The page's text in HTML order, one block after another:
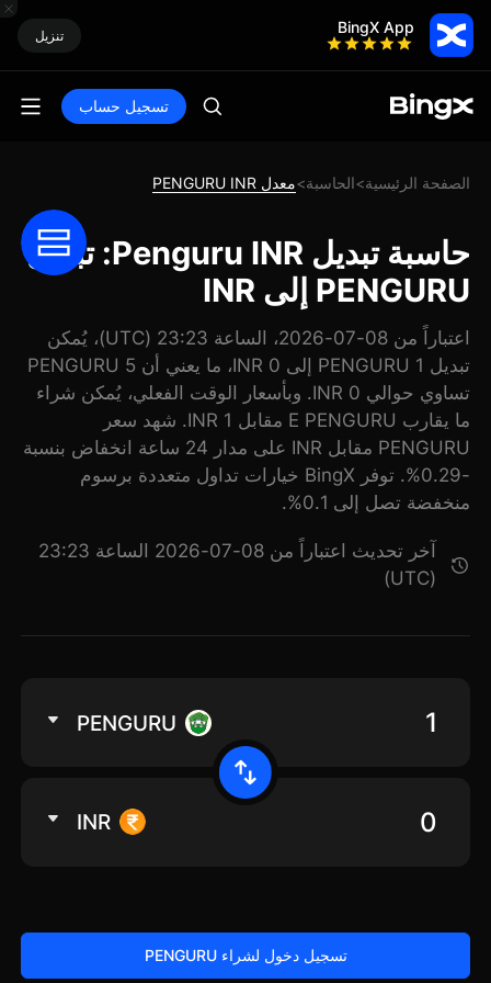
BingX App تنزيل
تسجيل حساب
الصفحة الرئيسية>الحاسبة>معدل PENGURU INR
حاسبة تبديل Penguru INR: تبديل
PENGURU إلى INR
اعتباراً من 08-07-2026، الساعة 23:23 (UTC)، يُمكن
تبديل 1 PENGURU إلى 0 INR، ما يعني أن 5 PENGURU
تساوي حوالي 0 INR. وبأسعار الوقت الفعلي، يُمكن شراء
ما يقارب E PENGURU مقابل 1 INR. شهد سعر
PENGURU مقابل INR على مدار 24 ساعة انخفاض بنسبة
-0.29%. توفر BingX خيارات تداول متعددة برسوم
منخفضة تصل إلى 0.1%.
آخر تحديث اعتباراً من 08-07-2026 الساعة 23:23
(UTC)
PENGURU
INR
تسجيل دخول لشراء PENGURU